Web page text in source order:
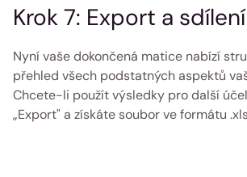
Krok 7: Export a
Nyní vaše dokončená matice nabízí
přehled všech podstatných aspektů
Chcete-li použít výsledky pro další
„Export" a získáte soubor ve formátu